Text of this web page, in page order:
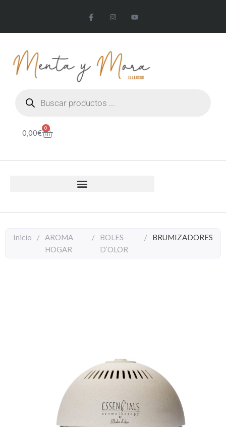
0,00€
0
Inicio / AROMA
HOGAR
/
BOLES
D’OLOR
/ BRUMIZADORES